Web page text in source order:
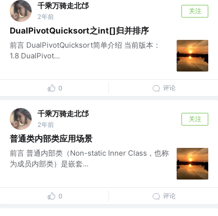
千乘万骑走北邙
2年前
关注
DualPivotQuicksort之int[]归并排序
前言 DualPivotQuicksort简单介绍 当前版本：
1.8 DualPivot...
0 评论
千乘万骑走北邙
2年前
关注
普通类内部类应用场景
前言 普通内部类（Non-static Inner Class，也称
为成员内部类）是嵌套...
0 评论